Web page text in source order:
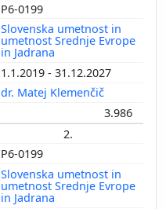
P6-0199
Slovenska umetnost in
umetnost Srednje Evrope
in Jadrana
1.1.2019 - 31.12.2027
dr. Matej Klemenčič
3.986
2.
P6-0199
Slovenska umetnost in
umetnost Srednje Evrope
in Jadrana